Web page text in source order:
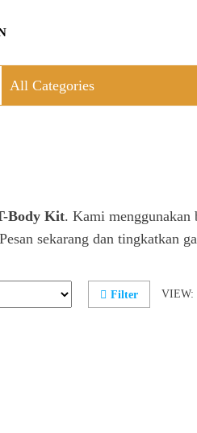
Body Kit. Kami menggunakan
sekarang dan tingkatkan
VIEW:
Filter